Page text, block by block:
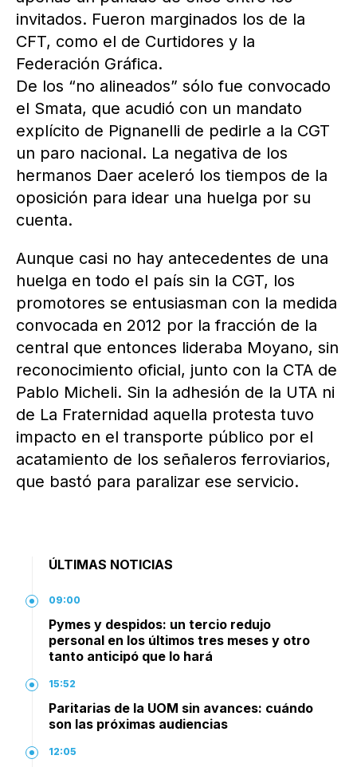
invitados. Fueron marginados los de la
CFT, como el de Curtidores y la
Federación Gráfica.
De los “no alineados” sólo fue convocado
el Smata, que acudió con un mandato
explícito de Pignanelli de pedirle a la CGT
un paro nacional. La negativa de los
hermanos Daer aceleró los tiempos de la
oposición para idear una huelga por su
cuenta.
Aunque casi no hay antecedentes de una
huelga en todo el país sin la CGT, los
promotores se entusiasman con la medida
convocada en 2012 por la fracción de la
central que entonces lideraba Moyano, sin
reconocimiento oficial, junto con la CTA de
Pablo Micheli. Sin la adhesión de la UTA ni
de La Fraternidad aquella protesta tuvo
impacto en el transporte público por el
acatamiento de los señaleros ferroviarios,
que bastó para paralizar ese servicio.
ÚLTIMAS NOTICIAS
09:00
Pymes y despidos: un tercio redujo
personal en los últimos tres meses y otro
tanto anticipó que lo hará
15:52
Paritarias de la UOM sin avances: cuándo
son las próximas audiencias
12:05